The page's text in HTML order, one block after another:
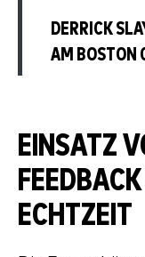
DERRICK
AM BOSTON
EINSATZ
ECHTZEIT